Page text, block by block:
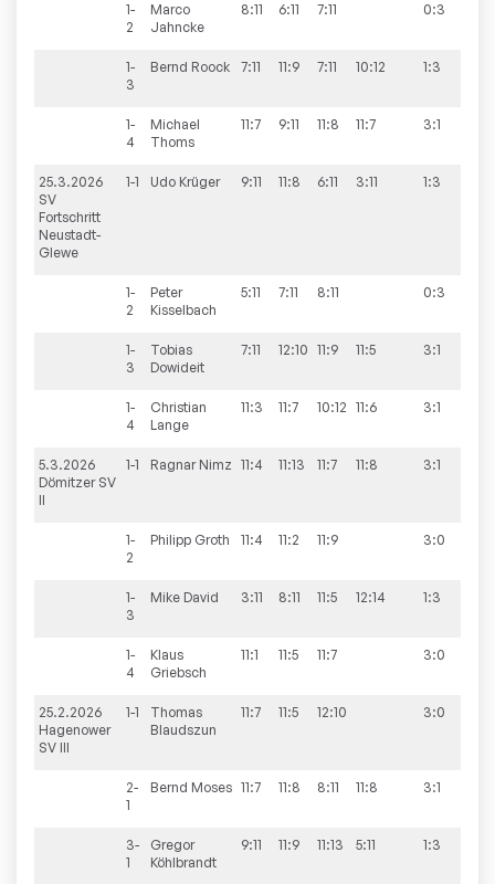
1-
2
Marco
Jahncke
8:11 6:11 7:11 0:3
1-
3
Bernd Roock 7:11 11:9 7:11 10:12 1:3
1-
4
Michael
Thoms
11:7 9:11 11:8 11:7 3:1
25.3.2026
SV
Fortschritt
Neustadt-
Glewe
1-1 Udo Krüger 9:11 11:8 6:11 3:11 1:3
1-
2
Peter
Kisselbach
5:11 7:11 8:11 0:3
1-
3
Tobias
Dowideit
7:11 12:10 11:9 11:5 3:1
1-
4
Christian
Lange
11:3 11:7 10:12 11:6 3:1
5.3.2026
Dömitzer SV
II
1-1 Ragnar Nimz 11:4 11:13 11:7 11:8 3:1
1-
2
Philipp Groth 11:4 11:2 11:9 3:0
1-
3
Mike David 3:11 8:11 11:5 12:14 1:3
1-
4
Klaus
Griebsch
11:1 11:5 11:7 3:0
25.2.2026
Hagenower
SV III
1-1
Thomas
Blaudszun
11:7 11:5 12:10 3:0
2-
1
Bernd Moses 11:7 11:8 8:11 11:8 3:1
3-
1
Gregor
Köhlbrandt
9:11 11:9 11:13 5:11 1:3